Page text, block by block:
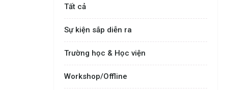
Tất cả
Sự kiện sắp diễn ra
Trường học & Học viện
Workshop/Offline